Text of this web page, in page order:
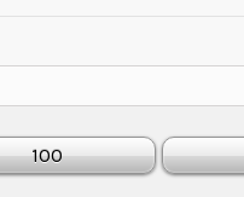
100